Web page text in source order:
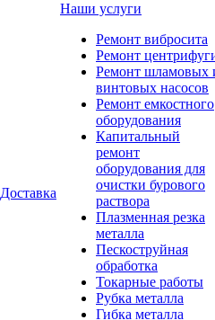
Доставка
Наши услуги
Ремонт вибросита
Ремонт
Ремонт шламовых
винтовых насосов
Ремонт емкостного
оборудования
Капитальный
ремонт
оборудования для
очистки бурового
раствора
Плазменная резка
металла
Пескоструйная
обработка
Токарные работы
Рубка металла
Гибка металла